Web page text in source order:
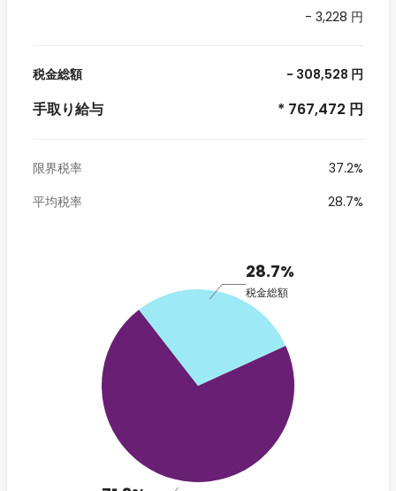
- 3,228 円
税金総額 - 308,528 円
手取り給与 * 767,472 円
限界税率
37.2%
平均税率
28.7%
28.7%
税金総額